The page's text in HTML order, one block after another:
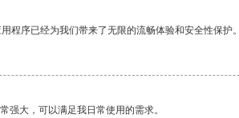
程序已经为我们带来了无限的流畅体验和安全性保护
强大，可以满足我日常使用的需求。